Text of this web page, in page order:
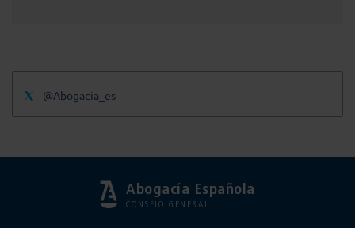
@Abogacia_es
Abogacía Española
CONSEJO GENERAL